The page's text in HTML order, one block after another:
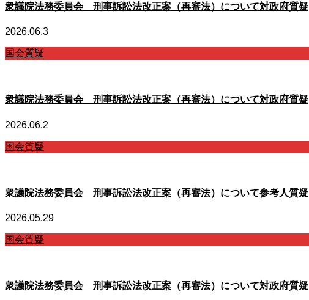
衆議院法務委員会 刑事訴訟法改正案（再審法）について対政府質疑
2026.06.3
国会質疑
衆議院法務委員会 刑事訴訟法改正案（再審法）について対政府質疑
2026.06.2
国会質疑
衆議院法務委員会 刑事訴訟法改正案（再審法）について参考人質疑
2026.05.29
国会質疑
衆議院法務委員会 刑事訴訟法改正案（再審法）について対政府質疑